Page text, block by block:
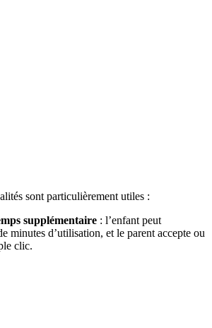
sont particulièrement utiles :
supplémentaire : l’enfant peut
minutes d’utilisation, et le parent accepte ou
clic.